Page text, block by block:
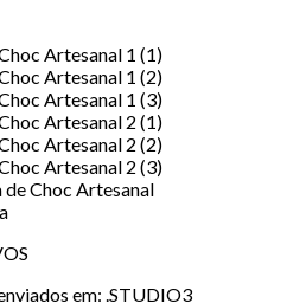
Artesanal 1 (1)
Artesanal 1 (2)
Artesanal 1 (3)
Artesanal 2 (1)
Artesanal 2 (2)
Artesanal 2 (3)
Choc Artesanal
em: .STUDIO3